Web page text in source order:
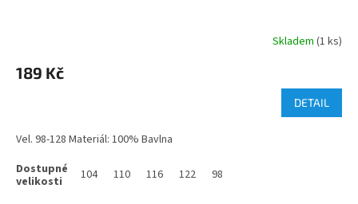
Skladem (1 ks)
189 Kč
DETAIL
Vel. 98-128 Materiál: 100% Bavlna
104 110 116 122 98